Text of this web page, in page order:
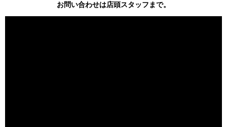
お問い合わせは店頭スタッフまで。